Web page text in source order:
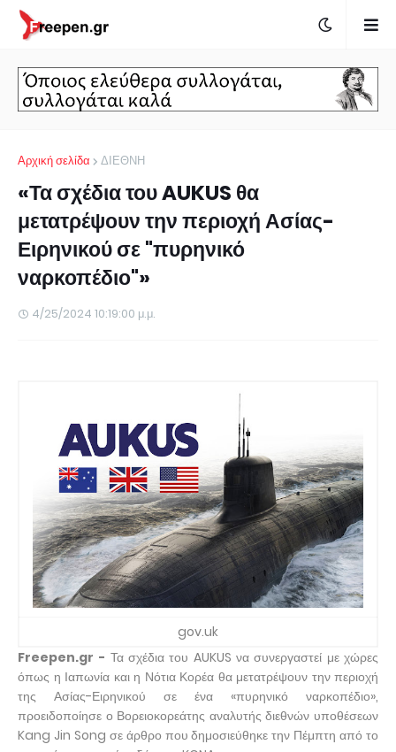
Αρχική σελίδα ΔΙΕΘΝΗ
«Τα σχέδια του AUKUS θα
μετατρέψουν την περιοχή Ασίας-
Ειρηνικού σε "πυρηνικό
ναρκοπέδιο"»
4/25/2024 10:19:00 μ.μ.
gov.uk
Freepen.gr - Τα σχέδια του AUKUS να συνεργαστεί με χώρες
όπως η Ιαπωνία και η Νότια Κορέα θα μετατρέψουν την περιοχή
της Ασίας-Ειρηνικού σε ένα «πυρηνικό ναρκοπέδιο»,
προειδοποίησε ο Βορειοκορεάτης αναλυτής διεθνών υποθέσεων
Kang Jin Song σε άρθρο που δημοσιεύθηκε την Πέμπτη από το